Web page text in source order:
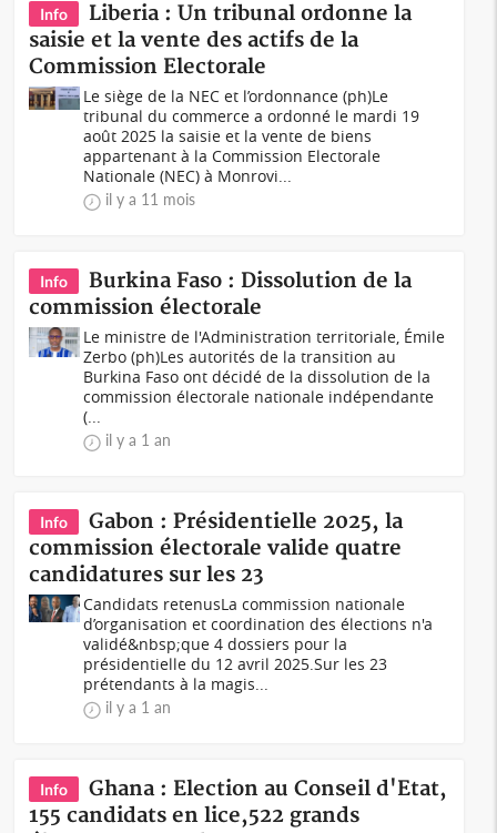
Info
Liberia : Un tribunal ordonne la
saisie et la vente des actifs de la
Commission Electorale
Le siège de la NEC et l’ordonnance (ph)Le
tribunal du commerce a ordonné le mardi 19
août 2025 la saisie et la vente de biens
appartenant à la Commission Electorale
Nationale (NEC) à Monrovi...
il y a 11 mois
Info
Burkina Faso : Dissolution de la
commission électorale
Le ministre de l'Administration territoriale, Émile
Zerbo (ph)Les autorités de la transition au
Burkina Faso ont décidé de la dissolution de la
commission électorale nationale indépendante
(...
il y a 1 an
Info
Gabon : Présidentielle 2025, la
commission électorale valide quatre
candidatures sur les 23
Candidats retenusLa commission nationale
d’organisation et coordination des élections n'a
validé&nbsp;que 4 dossiers pour la
présidentielle du 12 avril 2025.Sur les 23
prétendants à la magis...
il y a 1 an
Info
Ghana : Election au Conseil d'Etat,
155 candidats en lice,522 grands